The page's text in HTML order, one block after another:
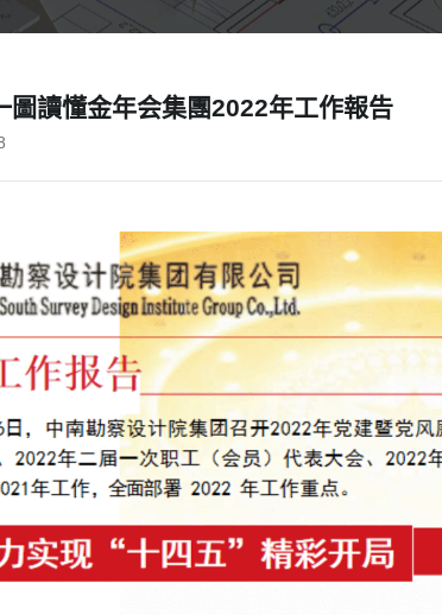
圖讀懂金年会集團2022年工作報告